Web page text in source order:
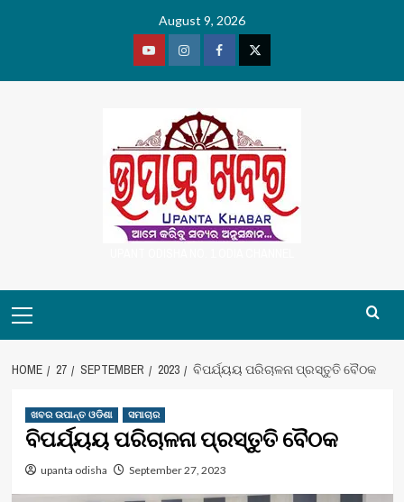
August 9, 2026
YoutubeVimeoFacebookTwitter
Menu
HOME 27 SEPTEMBER 2023 ବିପର୍ଯ୍ୟୟ ପରିଚାଳନା ପ୍ରସ୍ତୁତି ବୈଠକ
ଖବର ଉପାନ୍ତ ଓଡିଶା ସମାଚାର
ବିପର୍ଯ୍ୟୟ ପରିଚାଳନା ପ୍ରସ୍ତୁତି ବୈଠକ
upanta odisha September 27, 2023